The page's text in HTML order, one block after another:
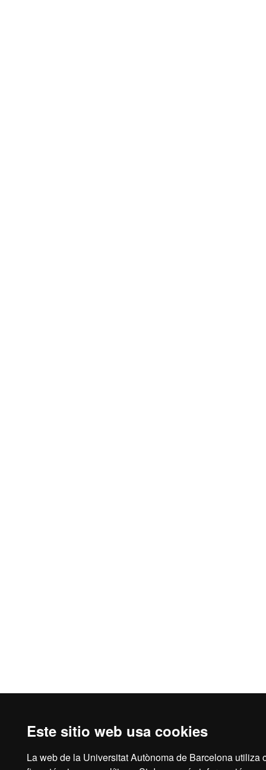
Este sitio web usa cookies
La web de la Universitat Autònoma de Barcelona utiliza